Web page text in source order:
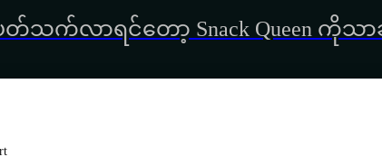
မြင့်မို
တ်သက်လာရင်တော့ Snack Queen